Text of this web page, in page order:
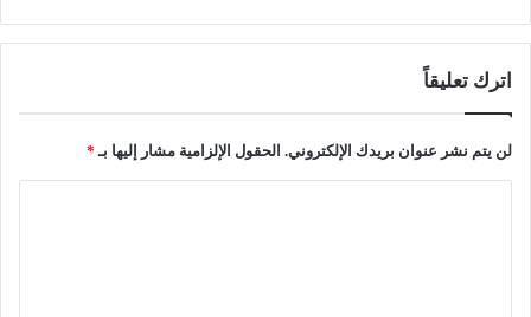
اترك تعليقاً
لن يتم نشر عنوان بريدك الإلكتروني. الحقول الإلزامية مشار إليها بـ *